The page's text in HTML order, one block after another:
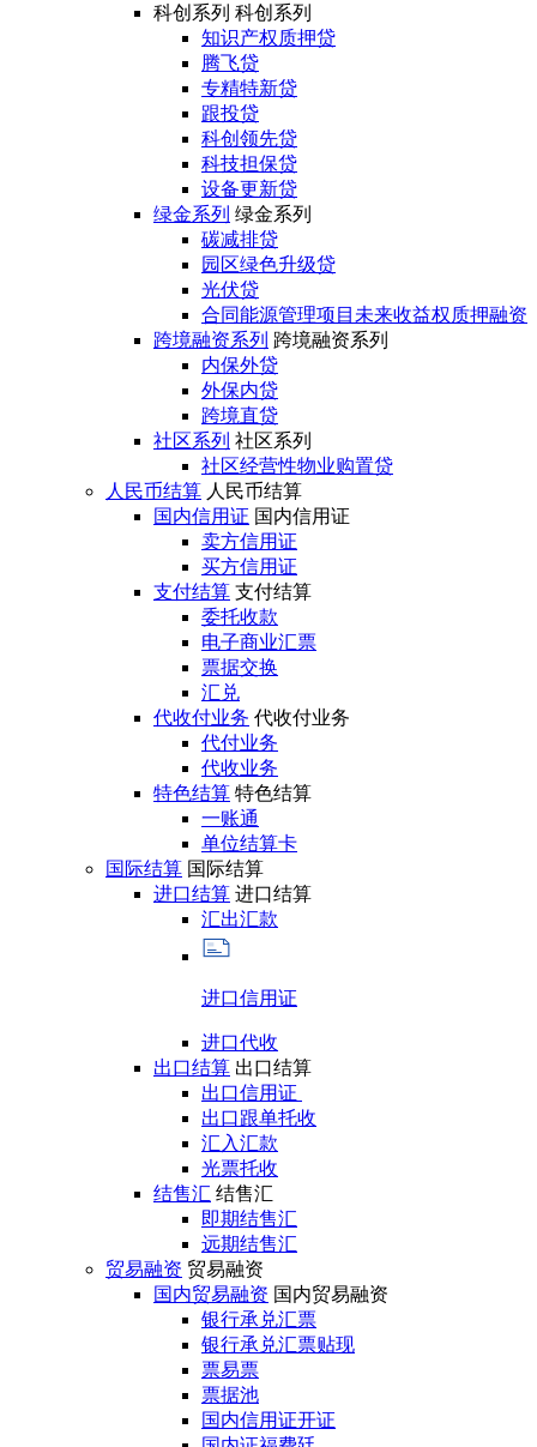
科创系列 科创系列
知识产权质押贷
腾飞贷
专精特新贷
跟投贷
科创领先贷
科技担保贷
设备更新贷
绿金系列 绿金系列
碳减排贷
园区绿色升级贷
光伏贷
合同能源管理项目未来收益权质押融资
跨境融资系列 跨境融资系列
内保外贷
外保内贷
跨境直贷
社区系列 社区系列
社区经营性物业购置贷
人民币结算 人民币结算
国内信用证 国内信用证
卖方信用证
买方信用证
支付结算 支付结算
委托收款
电子商业汇票
票据交换
汇兑
代收付业务 代收付业务
代付业务
代收业务
特色结算 特色结算
一账通
单位结算卡
国际结算 国际结算
进口结算 进口结算
汇出汇款
进口信用证
进口代收
出口结算 出口结算
出口信用证
出口跟单托收
汇入汇款
光票托收
结售汇 结售汇
即期结售汇
远期结售汇
贸易融资 贸易融资
国内贸易融资 国内贸易融资
银行承兑汇票
银行承兑汇票贴现
票易票
票据池
国内信用证开证